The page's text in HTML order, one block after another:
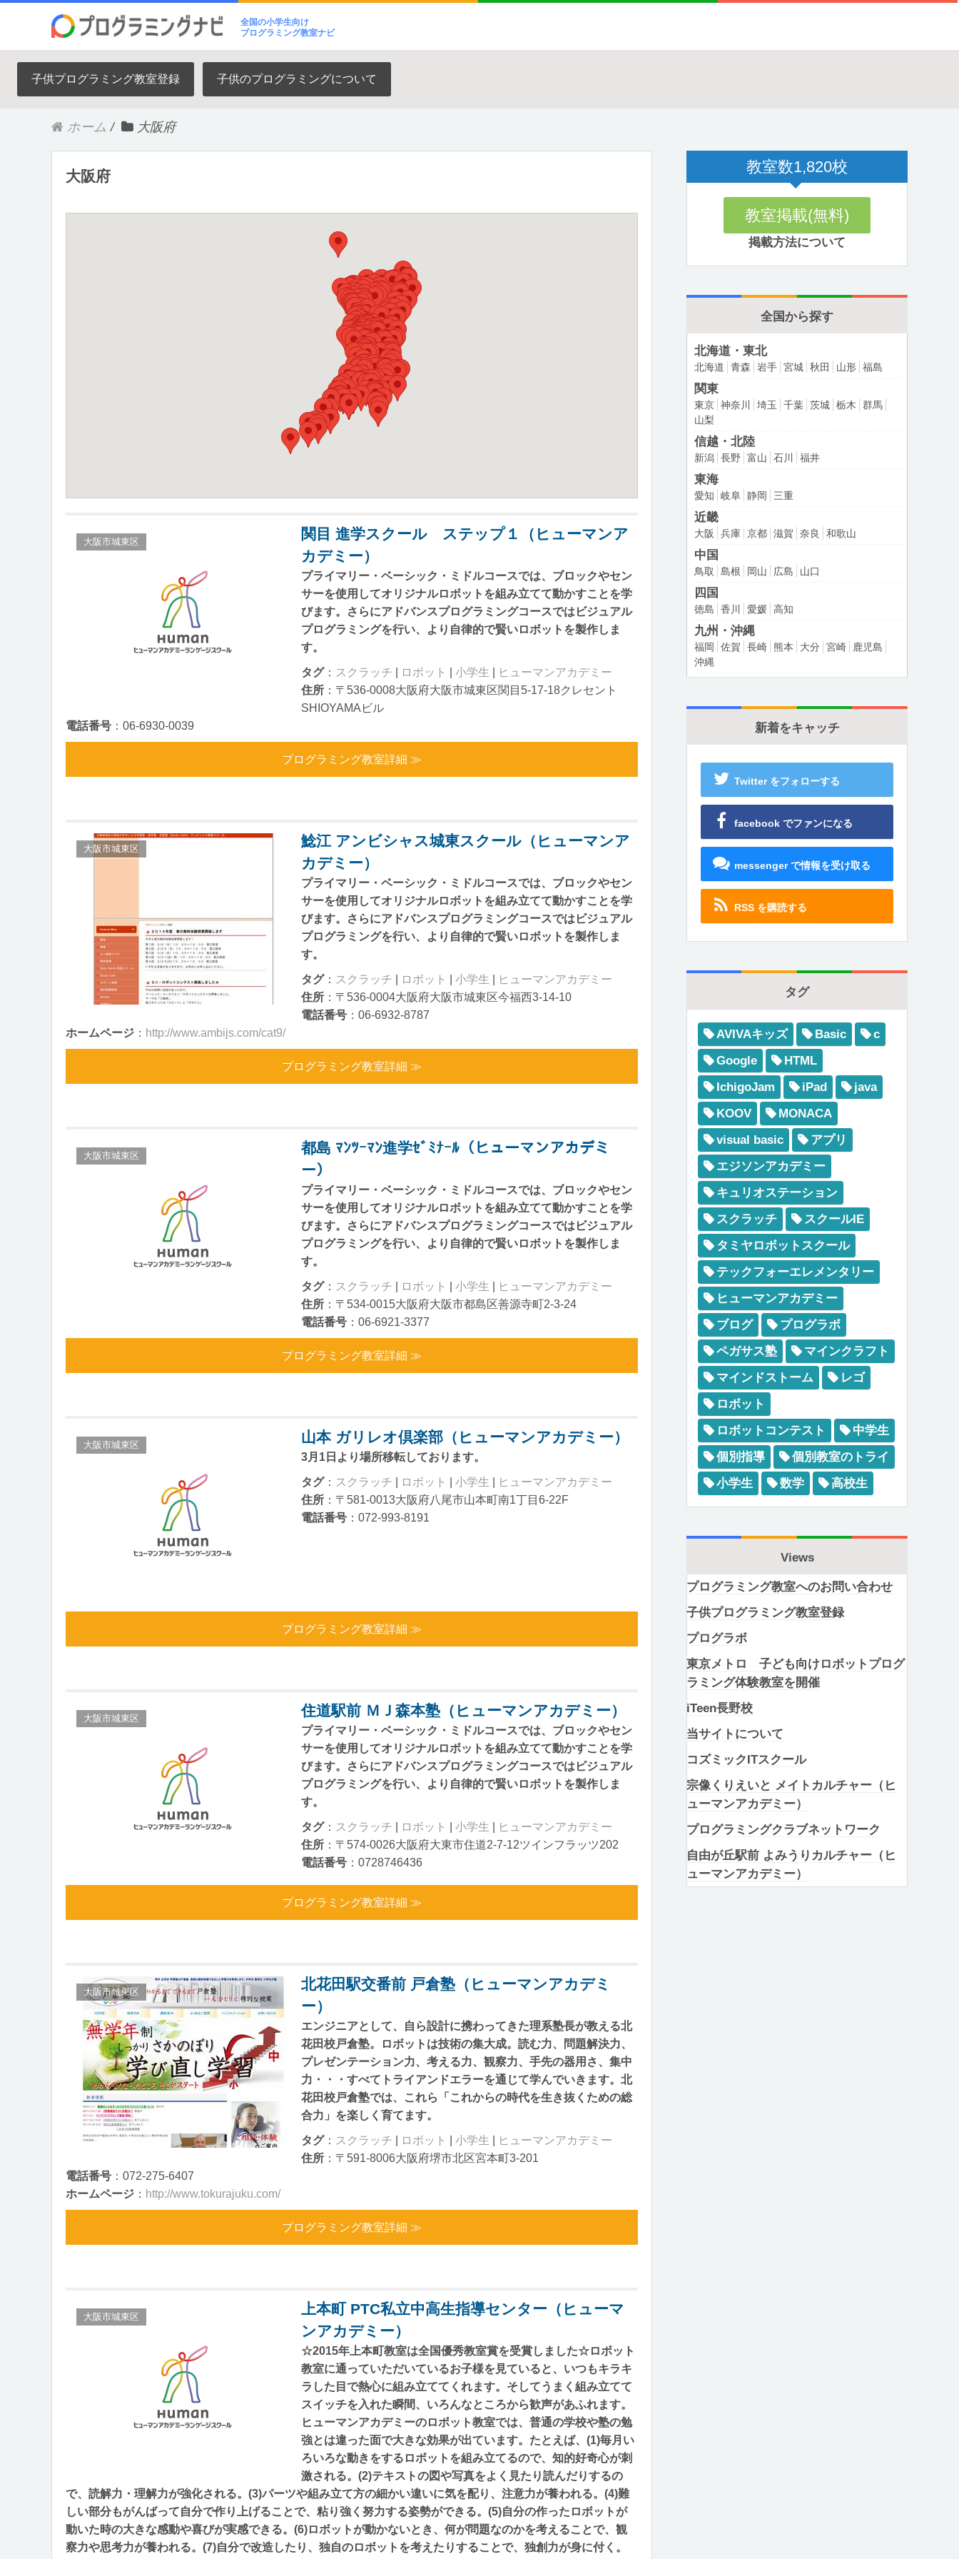
全国の小学生向け
プログラミング教室ナビ
子供プログラミング教室登録 子供のプログラミングについて
ホーム / 大阪府
大阪府
大阪市城東区
関目 進学スクール ステップ１（ヒューマンア
カデミー）
プライマリー・ベーシック・ミドルコースでは、ブロックやセン
サーを使用してオリジナルロボットを組み立てて動かすことを学
びます。さらにアドバンスプログラミングコースではビジュアル
プログラミングを行い、より自律的で賢いロボットを製作しま
す。
タグ： スクラッチ ロボット 小学生
ヒューマンアカデミー
住所 ：〒536-0008大阪府大阪市城東区関目5-17-18クレセント
SHIOYAMAビル
電話番号 ：06-6930-0039
プログラミング教室詳細 ≫
大阪市城東区
鯰江 アンビシャス城東スクール（ヒューマンア
カデミー）
プライマリー・ベーシック・ミドルコースでは、ブロックやセン
サーを使用してオリジナルロボットを組み立てて動かすことを学
びます。さらにアドバンスプログラミングコースではビジュアル
プログラミングを行い、より自律的で賢いロボットを製作しま
す。
タグ： スクラッチ ロボット 小学生
ヒューマンアカデミー
住所 ：〒536-0004大阪府大阪市城東区今福西3-14-10
電話番号 ：06-6932-8787
ホームページ ： http://www.ambijs.com/cat9/
プログラミング教室詳細 ≫
大阪市城東区
都島 ﾏﾝﾂｰﾏﾝ進学ｾﾞﾐﾅｰﾙ（ヒューマンアカデミ
ー）
プライマリー・ベーシック・ミドルコースでは、ブロックやセン
サーを使用してオリジナルロボットを組み立てて動かすことを学
びます。さらにアドバンスプログラミングコースではビジュアル
プログラミングを行い、より自律的で賢いロボットを製作しま
す。
タグ： スクラッチ ロボット 小学生
ヒューマンアカデミー
住所 ：〒534-0015大阪府大阪市都島区善源寺町2-3-24
電話番号 ：06-6921-3377
プログラミング教室詳細 ≫
大阪市城東区 山本 ガリレオ倶楽部（ヒューマンアカデミー）
3月1日より場所移転しております。
タグ： スクラッチ ロボット 小学生
ヒューマンアカデミー
住所 ：〒581-0013大阪府八尾市山本町南1丁目6-22F
電話番号 ：072-993-8191
プログラミング教室詳細 ≫
大阪市城東区 住道駅前 ＭＪ森本塾（ヒューマンアカデミー）
プライマリー・ベーシック・ミドルコースでは、ブロックやセン
サーを使用してオリジナルロボットを組み立てて動かすことを学
びます。さらにアドバンスプログラミングコースではビジュアル
プログラミングを行い、より自律的で賢いロボットを製作しま
す。
タグ： スクラッチ ロボット 小学生
ヒューマンアカデミー
住所 ：〒574-0026大阪府大東市住道2-7-12ツインフラッツ202
電話番号 ：0728746436
プログラミング教室詳細 ≫
大阪市城東区
北花田駅交番前 戸倉塾（ヒューマンアカデミ
ー）
エンジニアとして、自ら設計に携わってきた理系塾長が教える北
花田校戸倉塾。ロボットは技術の集大成。読む力、問題解決力、
プレゼンテーション力、考える力、観察力、手先の器用さ、集中
力・・・すべてトライアンドエラーを通じて学んでいきます。北
花田校戸倉塾では、これら「これからの時代を生き抜くための総
合力」を楽しく育てます。
タグ： スクラッチ ロボット 小学生
ヒューマンアカデミー
住所 ：〒591-8006大阪府堺市北区宮本町3-201
電話番号 ：072-275-6407
ホームページ ： http://www.tokurajuku.com/
プログラミング教室詳細 ≫
大阪市城東区
上本町 PTC私立中高生指導センター（ヒューマ
ンアカデミー）
☆2015年上本町教室は全国優秀教室賞を受賞しました☆ロボット
教室に通っていただいているお子様を見ていると、いつもキラキ
ラした目で熱心に組み立ててくれます。そしてうまく組み立てて
スイッチを入れた瞬間、いろんなところから歓声があふれます。
ヒューマンアカデミーのロボット教室では、普通の学校や塾の勉
強とは違った面で大きな効果が出ています。たとえば、(1)毎月い
ろいろな動きをするロボットを組み立てるので、知的好奇心が刺
激される。(2)テキストの図や写真をよく見たり読んだりするの
で、読解力・理解力が強化される。(3)パーツや組み立て方の細かい違いに気を配り、注意力が養われる。(4)難
しい部分もがんばって自分で作り上げることで、粘り強く努力する姿勢ができる。(5)自分の作ったロボットが
動いた時の大きな感動や喜びが実感できる。(6)ロボットが動かないとき、何が問題なのかを考えることで、観
察力や思考力が養われる。(7)自分で改造したり、独自のロボットを考えたりすることで、独創力が身に付く。
教室数1,820校
教室掲載(無料)
掲載方法について
全国から探す
北海道・東北
北海道 青森 岩手 宮城 秋田 山形 福島
関東
東京 神奈川 埼玉 千葉 茨城 栃木
群馬
山梨
信越・北陸
新潟 長野 富山 石川 福井
東海
愛知 岐阜 静岡 三重
近畿
大阪 兵庫 京都 滋賀 奈良 和歌山
中国
鳥取 島根 岡山 広島 山口
四国
徳島 香川 愛媛 高知
九州・沖縄
福岡 佐賀 長崎 熊本 大分 宮崎
鹿児島
沖縄
新着をキャッチ
Twitter をフォローする
facebook でファンになる
messenger で情報を受け取る
RSS を購読する
タグ
AVIVAキッズ Basic
c
Google
HTML
IchigoJam
iPad
java
KOOV
MONACA
visual basic
アプリ
エジソンアカデミー
キュリオステーション
スクラッチ
スクールIE
タミヤロボットスクール
テックフォーエレメンタリー
ヒューマンアカデミー
ブログ
プログラボ
ペガサス塾
マインクラフト
マインドストーム
レゴ
ロボット
ロボットコンテスト
中学生
個別指導
個別教室のトライ
小学生
数学 高校生
Views
プログラミング教室へのお問い合わせ
子供プログラミング教室登録
プログラボ
東京メトロ 子ども向けロボットプログ
ラミング体験教室を開催
iTeen長野校
当サイトについて
コズミックITスクール
宗像くりえいと メイトカルチャー（ヒ
ューマンアカデミー）
プログラミングクラブネットワーク
自由が丘駅前 よみうりカルチャー（ヒ
ューマンアカデミー）